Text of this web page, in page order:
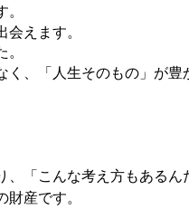
えます。
、「人生そのもの」が豊
「こんな考え方もある
産です。